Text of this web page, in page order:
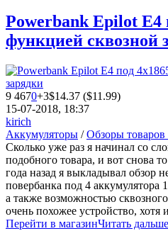
Powerbank Epilot E4
функцией сквозной
9 4670+3$14.37 ($11.99)
15-07-2018, 18:37
kirich
Аккумуляторы /Обзоры товаров
Сколько уже раз я начинал со
подобного товара, и вот снова
года назад я выкладывал обзор
повербанка под 4 аккумулятора
а также возможностью
очень похожее устройство,
Перейти в магазинЧитать дальше